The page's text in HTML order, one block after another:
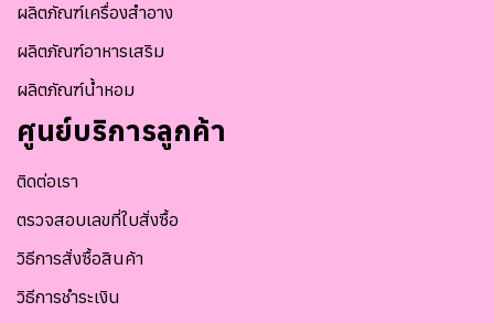
ผลิตภัณฑ์เครื่องสำอาง
ผลิตภัณฑ์อาหารเสริม
ผลิตภัณฑ์น้ำหอม
ศูนย์บริการลูกค้า
ติดต่อเรา
ตรวจสอบเลขที่ใบสั่งซื้อ
วิธีการสั่งซื้อสินค้า
วิธีการชำระเงิน